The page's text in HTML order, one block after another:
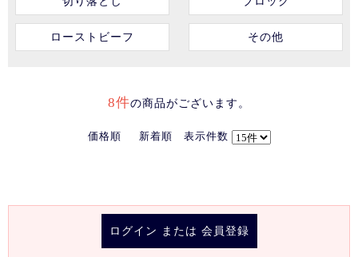
ローストビーフ その他
8件の商品がございます。
価格順 新着順 表示件数
ログイン または 会員登録